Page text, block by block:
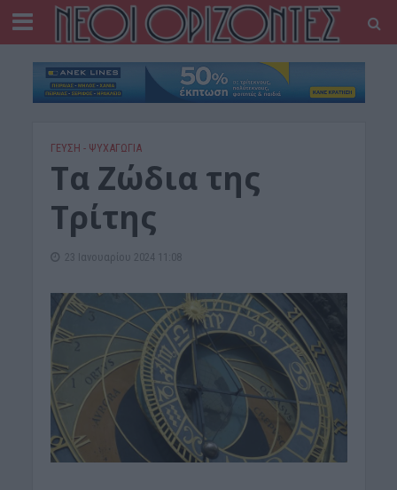
ΓΕΎΣΗ - ΨΥΧΑΓΩΓΊΑ
Τα Ζώδια της
Τρίτης
23 Ιανουαρίου 2024 11:08